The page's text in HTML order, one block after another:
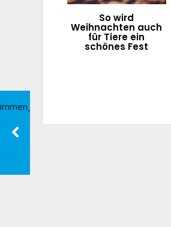
So wird
Weihnachten auch
für Tiere ein
schönes Fest